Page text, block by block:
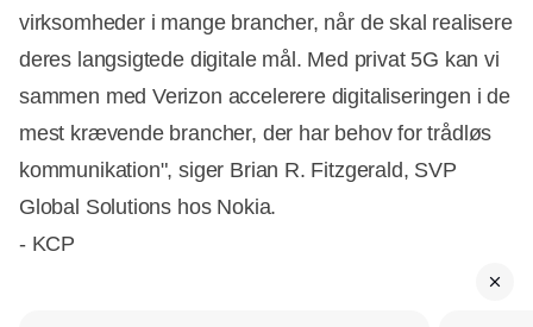
virksomheder i mange brancher, når de skal realisere
deres langsigtede digitale mål. Med privat 5G kan vi
sammen med Verizon accelerere digitaliseringen i de
mest krævende brancher, der har behov for trådløs
kommunikation", siger Brian R. Fitzgerald, SVP
Global Solutions hos Nokia.
- KCP